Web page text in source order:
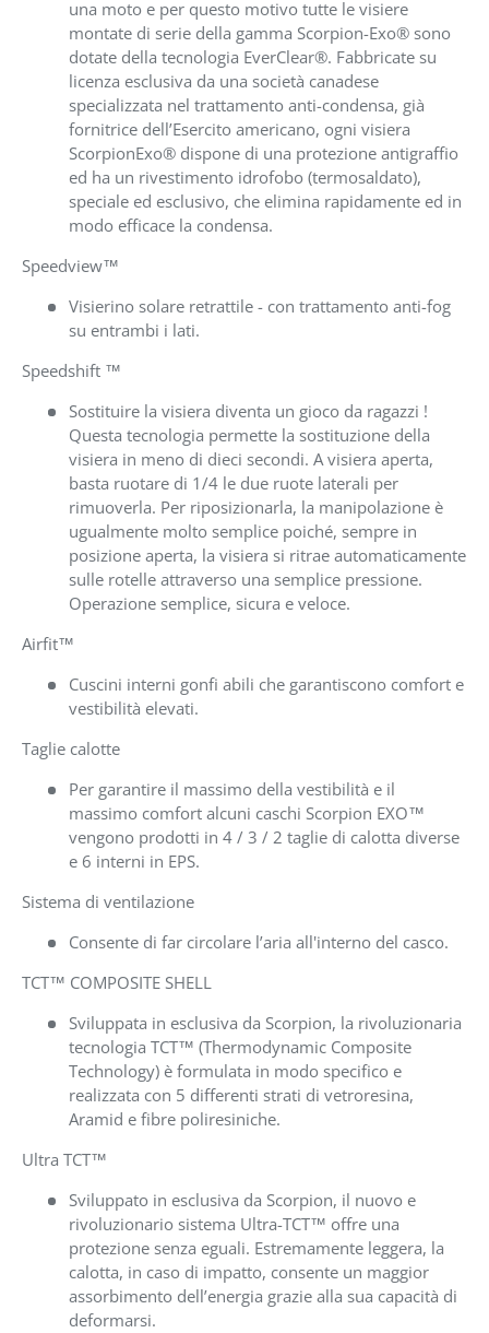
una moto e per questo motivo tutte le visiere
montate di serie della gamma Scorpion-Exo® sono
dotate della tecnologia EverClear®. Fabbricate su
licenza esclusiva da una società canadese
specializzata nel trattamento anti-condensa, già
fornitrice dell’Esercito americano, ogni visiera
ScorpionExo® dispone di una protezione antigraffio
ed ha un rivestimento idrofobo (termosaldato),
speciale ed esclusivo, che elimina rapidamente ed in
modo efficace la condensa.
Speedview™
Visierino solare retrattile - con trattamento anti-fog
su entrambi i lati.
Speedshift ™
Sostituire la visiera diventa un gioco da ragazzi !
Questa tecnologia permette la sostituzione della
visiera in meno di dieci secondi. A visiera aperta,
basta ruotare di 1/4 le due ruote laterali per
rimuoverla. Per riposizionarla, la manipolazione è
ugualmente molto semplice poiché, sempre in
posizione aperta, la visiera si ritrae automaticamente
sulle rotelle attraverso una semplice pressione.
Operazione semplice, sicura e veloce.
Airfit™
Cuscini interni gonfi abili che garantiscono comfort e
vestibilità elevati.
Taglie calotte
Per garantire il massimo della vestibilità e il
massimo comfort alcuni caschi Scorpion EXO™
vengono prodotti in 4 / 3 / 2 taglie di calotta diverse
e 6 interni in EPS.
Sistema di ventilazione
Consente di far circolare l’aria all'interno del casco.
TCT™ COMPOSITE SHELL
Sviluppata in esclusiva da Scorpion, la rivoluzionaria
tecnologia TCT™ (Thermodynamic Composite
Technology) è formulata in modo specifico e
realizzata con 5 differenti strati di vetroresina,
Aramid e fibre poliresiniche.
Ultra TCT™
Sviluppato in esclusiva da Scorpion, il nuovo e
rivoluzionario sistema Ultra-TCT™ offre una
protezione senza eguali. Estremamente leggera, la
calotta, in caso di impatto, consente un maggior
assorbimento dell’energia grazie alla sua capacità di
deformarsi.